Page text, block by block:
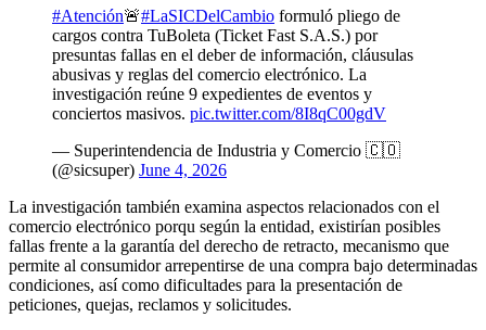
#Atención🚨#LaSICDelCambio formuló pliego de
cargos contra TuBoleta (Ticket Fast S.A.S.) por
presuntas fallas en el deber de información, cláusulas
abusivas y reglas del comercio electrónico. La
investigación reúne 9 expedientes de eventos y
conciertos masivos. pic.twitter.com/8I8qC00gdV
— Superintendencia de Industria y Comercio 🇨🇴
(@sicsuper) June 4, 2026
La investigación también examina aspectos relacionados con el
comercio electrónico porqu según la entidad, existirían posibles
fallas frente a la garantía del derecho de retracto, mecanismo que
permite al consumidor arrepentirse de una compra bajo determinadas
condiciones, así como dificultades para la presentación de
peticiones, quejas, reclamos y solicitudes.